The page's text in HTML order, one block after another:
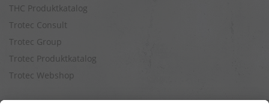
THC Produktkatalog
Trotec Consult
Trotec Group
Trotec Produktkatalog
Trotec Webshop